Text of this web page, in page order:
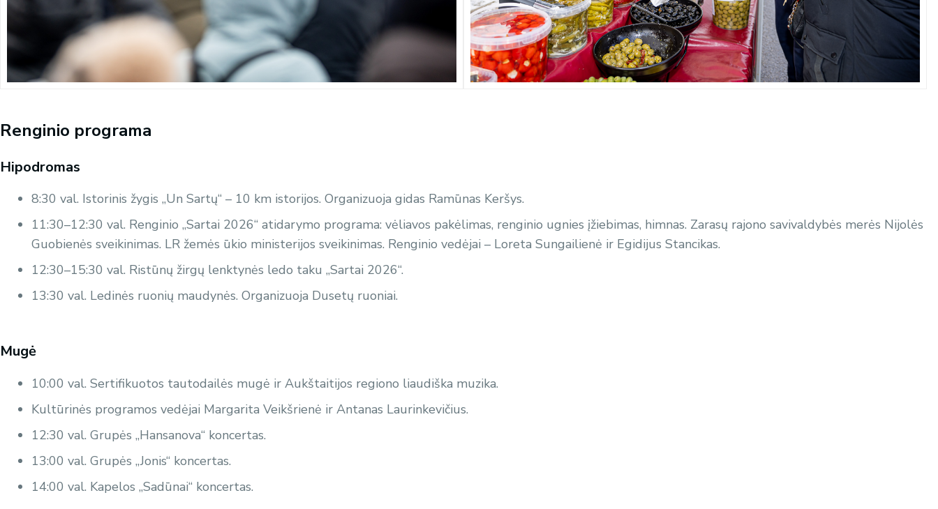
Renginio programa
Hipodromas
8:30 val. Istorinis žygis „Un Sartų“ – 10 km istorijos. Organizuoja gidas Ramūnas Keršys.
11:30–12:30 val. Renginio „Sartai 2026“ atidarymo programa: vėliavos pakėlimas, renginio ugnies įžiebimas, himnas. Zarasų rajono savivaldybės merės Nijolės
Guobienės sveikinimas. LR žemės ūkio ministerijos sveikinimas. Renginio vedėjai – Loreta Sungailienė ir Egidijus Stancikas.
12:30–15:30 val. Ristūnų žirgų lenktynės ledo taku „Sartai 2026“.
13:30 val. Ledinės ruonių maudynės. Organizuoja Dusetų ruoniai.
Mugė
10:00 val. Sertifikuotos tautodailės mugė ir Aukštaitijos regiono liaudiška muzika.
Kultūrinės programos vedėjai Margarita Veikšrienė ir Antanas Laurinkevičius.
12:30 val. Grupės „Hansanova“ koncertas.
13:00 val. Grupės „Jonis“ koncertas.
14:00 val. Kapelos „Sadūnai“ koncertas.